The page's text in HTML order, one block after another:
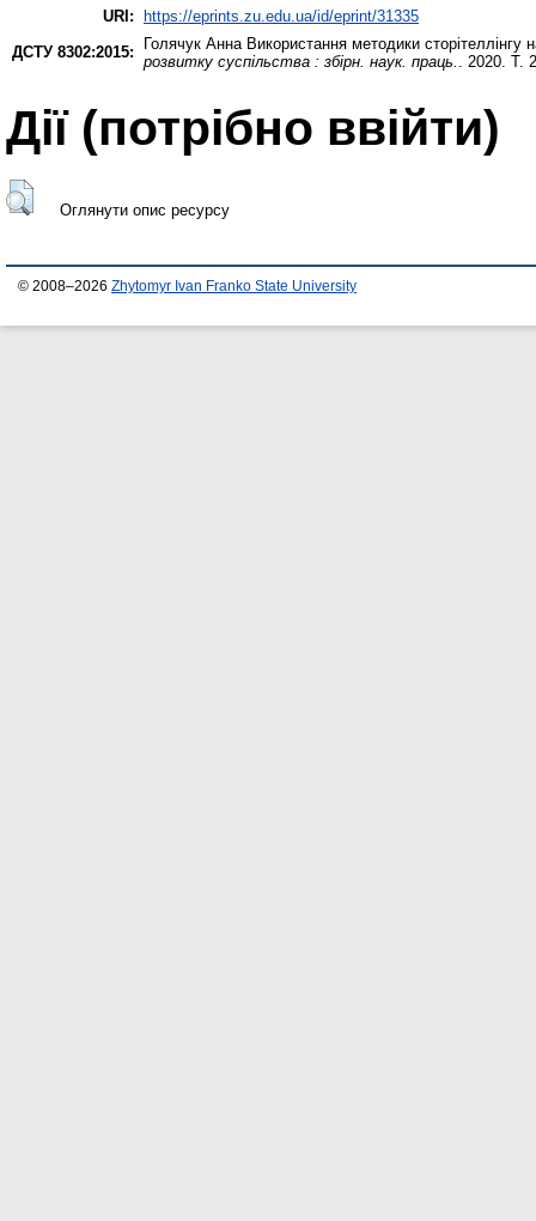
URI:
https://eprints.zu.edu.ua/id/eprint/31335
ДСТУ 8302:2015:
Голячук АннаВикористання методики сторітеллінгу
розвитку суспільства : збірн. наук. праць. . 2020. Т.
Дії ​​(потрібно ввійти)
Оглянути опис ресурсу
© 2008–2026 Zhytomyr Ivan Franko State University